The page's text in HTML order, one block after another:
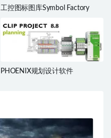
工控图标图库Symbol Factory
PHOENIX规划设计软件